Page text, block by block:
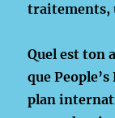
traitements,
Quel est ton
que
plan